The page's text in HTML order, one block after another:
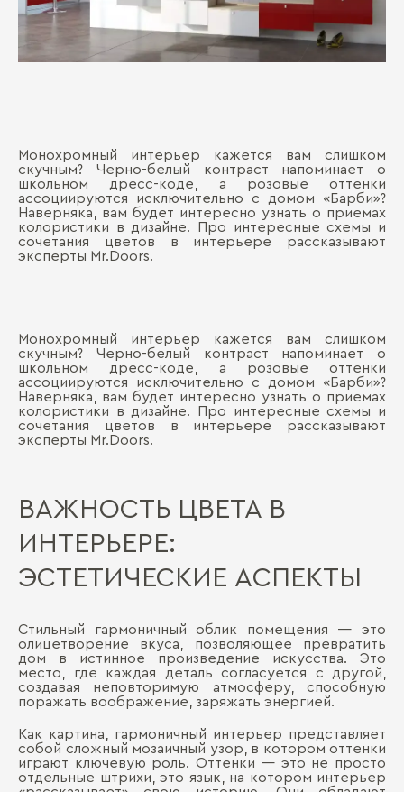
Монохромный интерьер кажется вам слишком
скучным? Черно-белый контраст напоминает о
школьном дресс-коде, а розовые оттенки
ассоциируются исключительно с домом «Барби»?
Наверняка, вам будет интересно узнать о приемах
колористики в дизайне. Про интересные схемы и
сочетания цветов в интерьере рассказывают
эксперты Mr.Doors.
Монохромный интерьер кажется вам слишком
скучным? Черно-белый контраст напоминает о
школьном дресс-коде, а розовые оттенки
ассоциируются исключительно с домом «Барби»?
Наверняка, вам будет интересно узнать о приемах
колористики в дизайне. Про интересные схемы и
сочетания цветов в интерьере рассказывают
эксперты Mr.Doors.
ВАЖНОСТЬ ЦВЕТА В
ИНТЕРЬЕРЕ:
ЭСТЕТИЧЕСКИЕ АСПЕКТЫ
Стильный гармоничный облик помещения — это
олицетворение вкуса, позволяющее превратить
дом в истинное произведение искусства. Это
место, где каждая деталь согласуется с другой,
создавая неповторимую атмосферу, способную
поражать воображение, заряжать энергией.
Как картина, гармоничный интерьер представляет
собой сложный мозаичный узор, в котором оттенки
играют ключевую роль. Оттенки — это не просто
отдельные штрихи, это язык, на котором интерьер